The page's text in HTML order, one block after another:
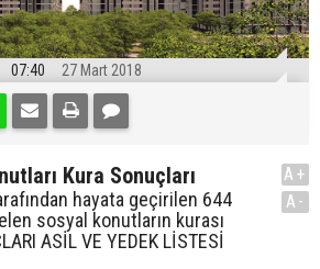
07:40 27 Mart 2018
Kura Sonuçları
hayata geçirilen 644
sosyal konutların kurası
ASİL VE YEDEK LİSTESİ
A+
A-